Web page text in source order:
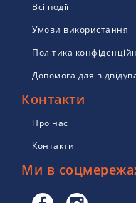
Всі події
Умови використання
Політика
Допомога для
Контакти
Про нас
Контакти
Ми в